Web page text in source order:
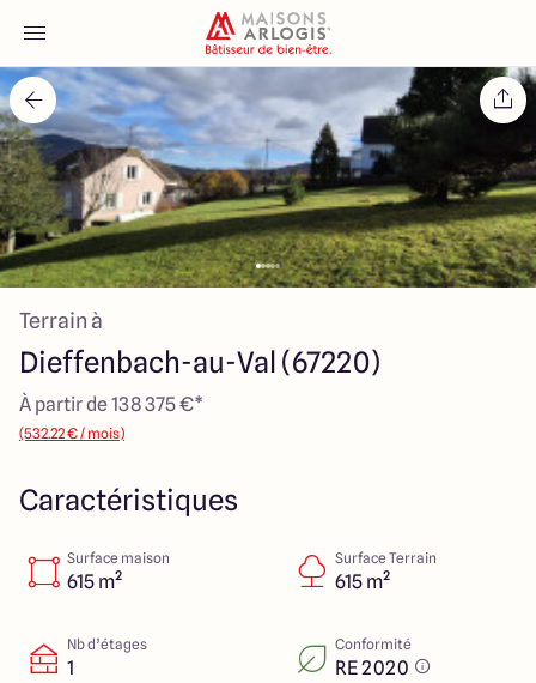
Accueil
Nos maisons
Nos annonces
Votre projet
Qui sommes-nous
Maisons ARLOGIS Alsace
Colmar
03 89 21 68 11
Rixheim 03 89 56 14 22
Terrain à
Dieffenbach-au-Val (67220)
À partir de 138 375 €*
(532.22 € / mois)
Caractéristiques
Surface maison
615 m²
Surface Terrain
615 m²
Nb d’étages
1
Conformité
RE 2020